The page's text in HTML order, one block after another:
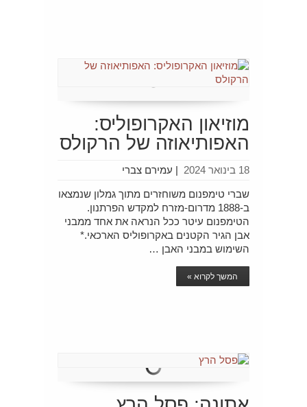
מוזיאון האקרופוליס:
האפותיאוזה של הרקולס
עמירם צברי | 18 בינואר 2024
שברי טימפנום משוחזרים מתוך גמלון שנמצאו
ב-1888 מדרום-מזרח למקדש הפרתנון.
הטימפנום עיטר ככל הנראה את אחד ממבני
אבן הגיר הקטנים באקרופוליס הארכאי.*
השימוש במבני האבן …
המשך לקרוא »